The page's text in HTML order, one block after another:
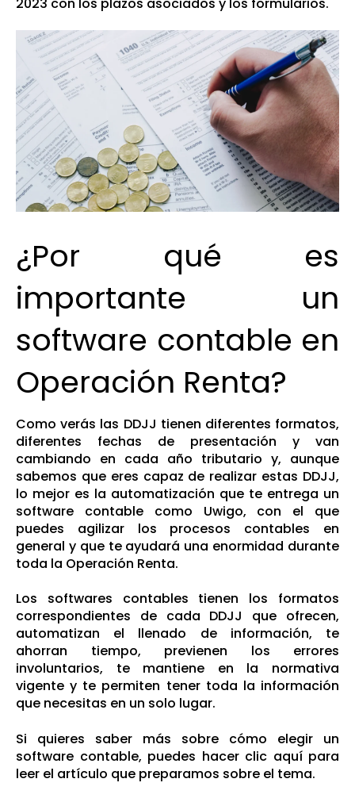
¿Por qué es
importante un
software contable en
Operación Renta?
Como verás las DDJJ tienen diferentes formatos,
diferentes fechas de presentación y van
cambiando en cada año tributario y, aunque
sabemos que eres capaz de realizar estas DDJJ,
lo mejor es la automatización que te entrega un
software contable como Uwigo, con el que
puedes agilizar los procesos contables en
general y que te ayudará una enormidad durante
toda la Operación Renta.
Los softwares contables tienen los formatos
correspondientes de cada DDJJ que ofrecen,
automatizan el llenado de información, te
ahorran tiempo, previenen los errores
involuntarios, te mantiene en la normativa
vigente y te permiten tener toda la información
que necesitas en un solo lugar.
Si quieres saber más sobre cómo elegir un
software contable, puedes hacer clic aquípara
leer el artículo que preparamos sobre el tema.